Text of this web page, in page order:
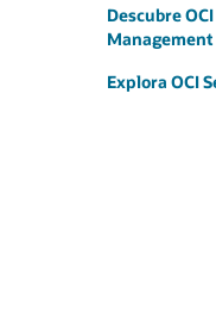
Descubre
Management
Explora OCI